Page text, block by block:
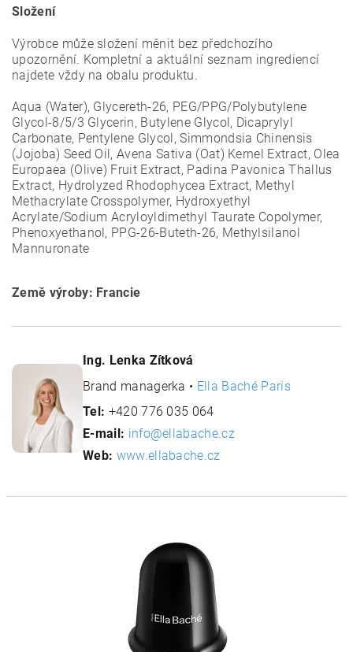
Složení
Výrobce může složení měnit bez předchozího
upozornění. Kompletní a aktuální seznam ingrediencí
najdete vždy na obalu produktu.
Aqua (Water), Glycereth-26, PEG/PPG/Polybutylene
Glycol-8/5/3 Glycerin, Butylene Glycol, Dicaprylyl
Carbonate, Pentylene Glycol, Simmondsia Chinensis
(Jojoba) Seed Oil, Avena Sativa (Oat) Kernel Extract, Olea
Europaea (Olive) Fruit Extract, Padina Pavonica Thallus
Extract, Hydrolyzed Rhodophycea Extract, Methyl
Methacrylate Crosspolymer, Hydroxyethyl
Acrylate/Sodium Acryloyldimethyl Taurate Copolymer,
Phenoxyethanol, PPG-26-Buteth-26, Methylsilanol
Mannuronate
Země výroby: Francie
Ing. Lenka Zítková
Brand managerka • Ella Baché Paris
Tel: +420 776 035 064
E-mail: info@ellabache.cz
Web: www.ellabache.cz